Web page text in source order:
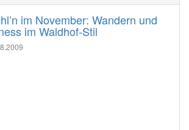
im November: Wandern und
im Waldhof-Stil